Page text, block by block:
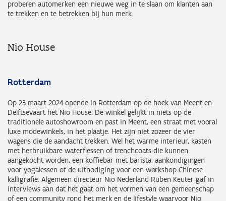
proberen automerken een nieuwe weg in te slaan om klanten aan
te trekken en te betrekken bij hun merk.
Nio House
Rotterdam
Op 23 maart 2024 opende in Rotterdam op de hoek van Meent en
Delftsevaart het Nio House. De winkel gelijkt in niets op de
traditionele autoshowroom en past in Meent, een straat met vooral
luxe modewinkels, in het plaatje. Het zijn niet zozeer de vier
wagens die de aandacht trekken. Wel het warme interieur, kasten
met herbruikbare waterflessen of trenchcoats die kunnen
aangekocht worden, een koffiebar met barista, aankondigingen
voor yogalessen of de uitnodiging voor een workshop Chinese
kalligrafie. Algemeen directeur Nio Nederland Ruben Keuter gaf in
interviews aan dat het gaat om het vormen van een gemeenschap
of een community rond het merk en de lifestyle waarvoor Nio